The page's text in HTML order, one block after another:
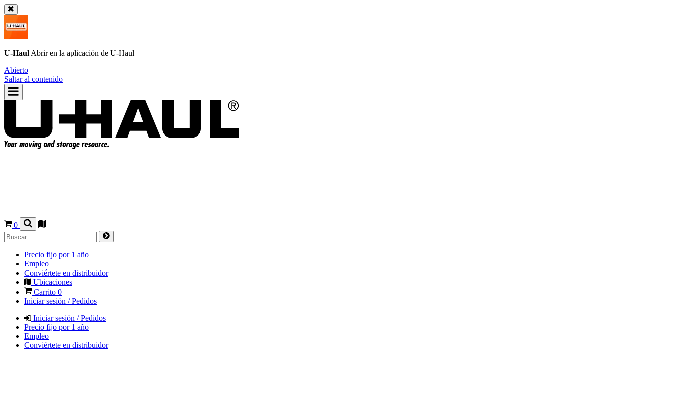
U-Haul Abrir en la aplicación de U-Haul
Abierto
Saltar al contenido
0
Precio fijo por 1 año
Empleo
Conviértete en distribuidor
Ubicaciones
Carrito 0
Iniciar sesión / Pedidos
Iniciar sesión / Pedidos
Precio fijo por 1 año
Empleo
Conviértete en distribuidor